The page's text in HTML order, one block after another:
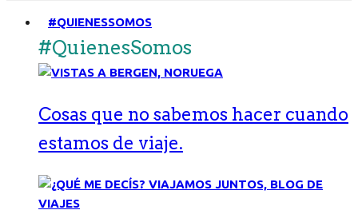
#QUIENESSOMOS
#QuienesSomos
Cosas que no sabemos hacer cuando
estamos de viaje.